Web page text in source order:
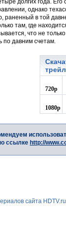
долгих года. Его
однако
в той
там, где
что не
по давним счетам.
720p
1080p
ссылке http://
сайта